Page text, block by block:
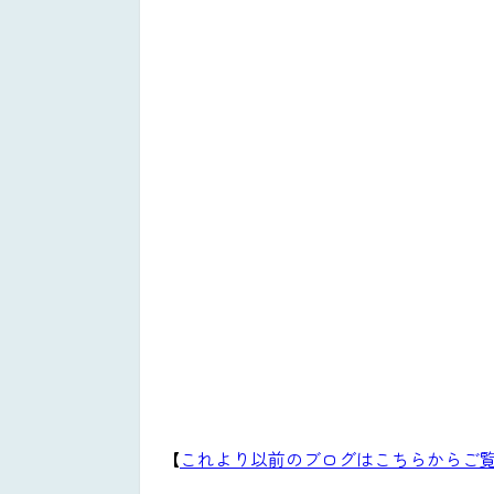
【これより以前のブログはこちらからご